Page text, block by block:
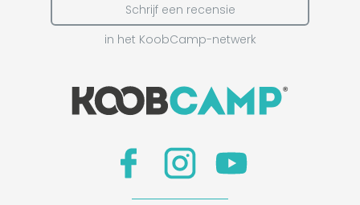
Schrijf een recensie
in het KoobCamp-netwerk